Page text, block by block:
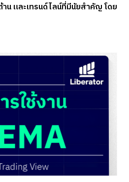
น และเทรนด์ไลน์ที่มีนัยสำคัญ โดย